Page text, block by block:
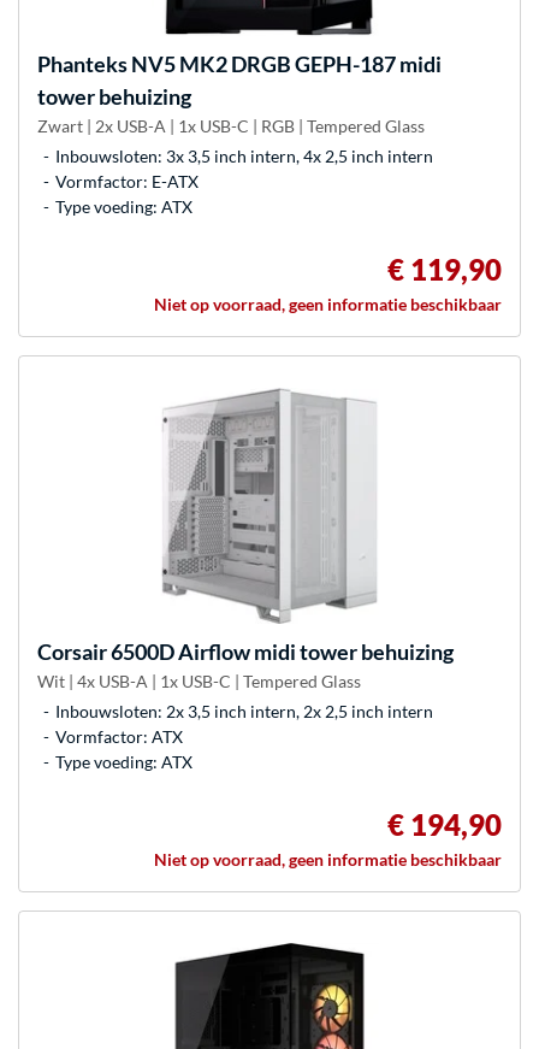
PhanteksNV5 MK2 DRGB GEPH-187 midi
tower behuizing
Zwart | 2x USB-A | 1x USB-C | RGB | Tempered Glass
Inbouwsloten: 3x 3,5 inch intern, 4x 2,5 inch intern
Vormfactor: E-ATX
Type voeding: ATX
€ 119,90
Niet op voorraad, geen informatie beschikbaar
Corsair6500D Airflow midi tower behuizing
Wit | 4x USB-A | 1x USB-C | Tempered Glass
Inbouwsloten: 2x 3,5 inch intern, 2x 2,5 inch intern
Vormfactor: ATX
Type voeding: ATX
€ 194,90
Niet op voorraad, geen informatie beschikbaar